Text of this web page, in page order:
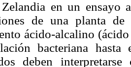
en un ensayo
de una planta
ácido-alcalino
bacteriana
deben